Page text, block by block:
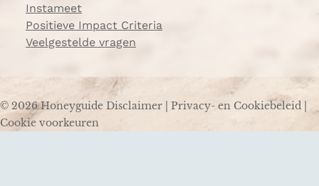
Instameet
Positieve Impact Criteria
Veelgestelde vragen
© 2026 Honeyguide Disclaimer Privacy- en Cookiebeleid
Cookie voorkeuren